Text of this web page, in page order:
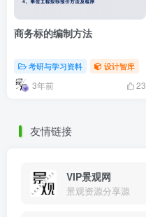
商务标的编制方法
考研与学习资料 设计智库
3年前 23
友情链接
VIP景观网
景观资源分享源